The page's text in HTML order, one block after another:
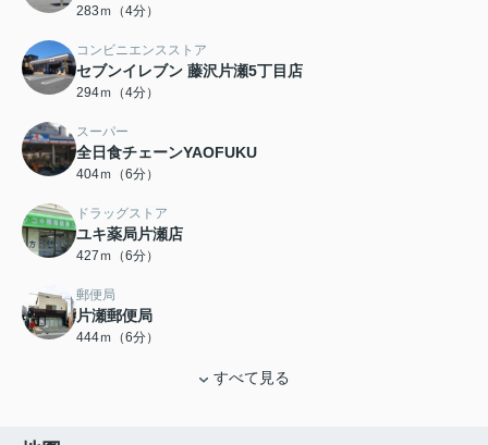
283ｍ（4分）
コンビニエンスストア
セブンイレブン 藤沢片瀬5丁目店
294ｍ（4分）
スーパー
全日食チェーンYAOFUKU
404ｍ（6分）
ドラッグストア
ユキ薬局片瀬店
427ｍ（6分）
郵便局
片瀬郵便局
444ｍ（6分）
すべて見る